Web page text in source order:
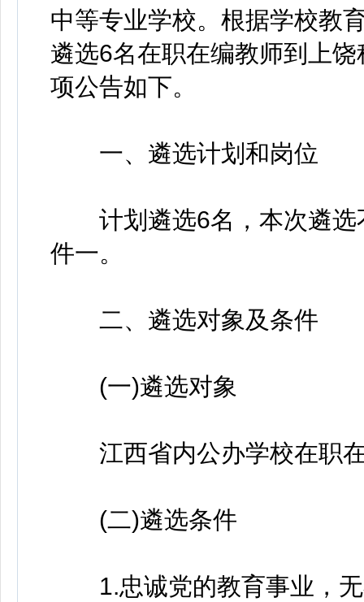
中等专业学校。根据学校教
遴选6名在职在编教师到上
项公告如下。
一、遴选计划和岗位
计划遴选6名，本次遴选
件一。
二、遴选对象及条件
(一)遴选对象
江西省内公办学校在职
(二)遴选条件
1.忠诚党的教育事业，无